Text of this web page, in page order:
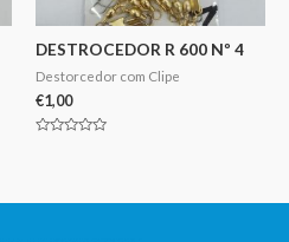
DESTROCEDOR R 600 Nº 4
Destorcedor com Clipe
€1,00